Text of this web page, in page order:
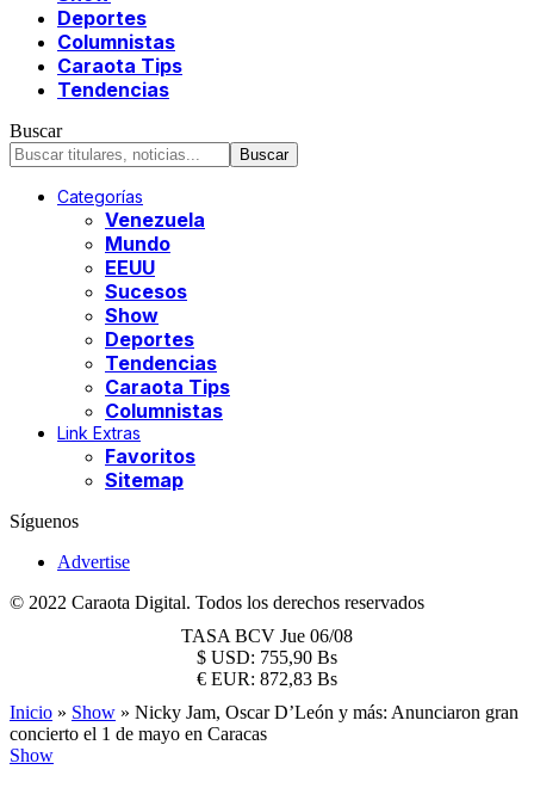
Deportes
Columnistas
Caraota Tips
Tendencias
Buscar
Categorías
Venezuela
Mundo
EEUU
Sucesos
Show
Deportes
Tendencias
Caraota Tips
Columnistas
Link Extras
Favoritos
Sitemap
Síguenos
Advertise
© 2022 Caraota Digital. Todos los derechos reservados
TASA BCV Jue 06/08
$ USD: 755,90 Bs
€ EUR: 872,83 Bs
Inicio » Show » Nicky Jam, Oscar D’León y más: Anunciaron gran
concierto el 1 de mayo en Caracas
Show